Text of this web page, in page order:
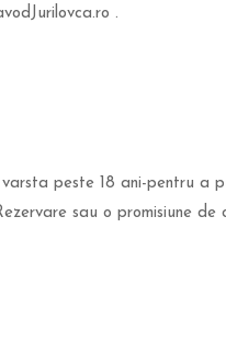
.
peste 18 ani-pentru a
sau o promisiune de